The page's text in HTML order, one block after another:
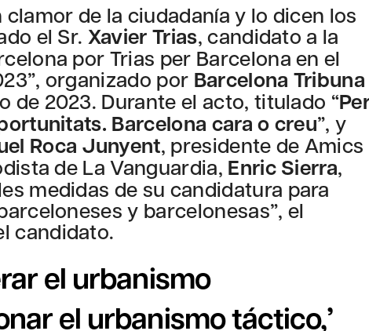
de la ciudadanía y lo dicen los
el Sr. Xavier Trias, candidato a la
por Trias per Barcelona en el
organizado por Barcelona Tribuna
de 2023. Durante el acto, titulado “
Barcelona cara o creu”, y
Roca Junyent, presidente de Amics
de La Vanguardia, Enric Sierra,
medidas de su candidatura para
y barcelonesas”, el
candidato.
el urbanismo
el urbanismo táctico,’